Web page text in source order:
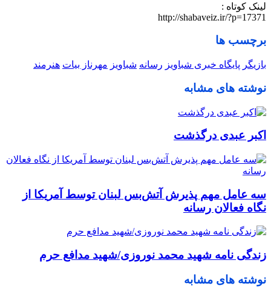
لینک کوتاه :
http://shabaveiz.ir/?p=17371
برچسب ها
بازیگر پایگاه خبری شباویز رسانه شباویز مهرناز بیات هنرمند
نوشته های مشابه
اکبر عبدی درگذشت
سه عامل مهم پذیرش آتش‌بس لبنان توسط آمریکا از
نگاه فعالان رسانه
زندگی نامه شهید محمد نوروزی/شهید مدافع حرم
نوشته های مشابه